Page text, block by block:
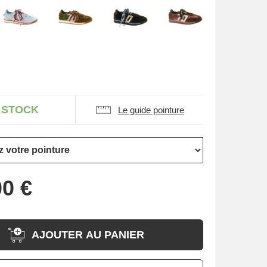
Le guide pointure
AJOUTER AU PANIER